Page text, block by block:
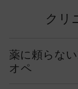
クリ
薬に頼らな
オペ